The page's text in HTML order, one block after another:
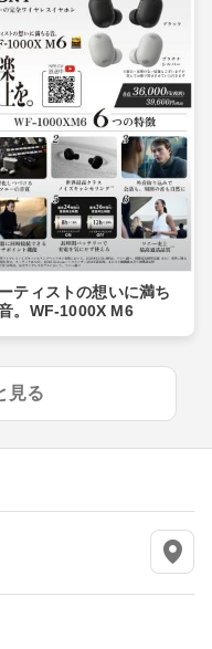
ティストの想いに満ち
。WF-1000X M6
見る